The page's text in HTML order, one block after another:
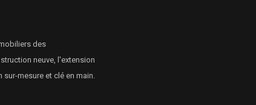
des
neuve, l'extension
mesure et clé en main.